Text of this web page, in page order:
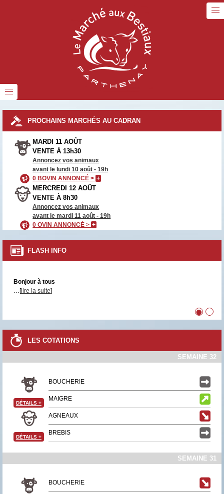
PROCHAINS MARCHÉS AU CADRAN
MARDI 11 AOÛT
VENTE À 13h30
Annoncez vos animaux
avant le lundi 10 août - 19h
0 BOVIN ANNONCÉ >+
MERCREDI 12 AOÛT
VENTE À 8h30
Annoncez vos animaux
avant le mardi 11 août - 19h
0 OVIN ANNONCÉ >+
FLASH INFO
Bonjour à tous
…[lire la suite]
••
LES COTATIONS
SEMAINE 32
BOUCHERIE
MAIGRE
DÉTAILS +
AGNEAUX
BREBIS
DÉTAILS +
SEMAINE 31
BOUCHERIE